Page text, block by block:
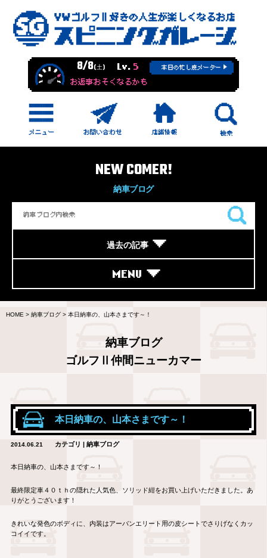
8/8(土) Lv. 5 本日の忙し度メーター
お返事おそくなるかも
NEW COMER!
納車ブログ
過去の記事
MENU
HOME > 納車ブログ > 本日納車の、山本さまです～！
納車ブログ
ゴルフⅡ仲間ニューカマー
本日納車の、山本さまです～！
2014.06.21 カテゴリ | 納車ブログ
本日納車の、山本さまです～！
最終限定車４０ｔｈの隠れた人気色、ソリッド紺をお買い上げいただきました。あ
りがとうございます！
きれいな発色のボディに、内装はアーバンエリート用の皮シートでさりげなくカッ
コイイです。